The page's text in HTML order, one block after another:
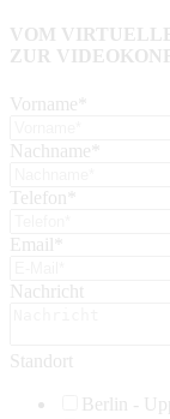
VOM
ZUR
Vorname
Nachname
Telefon
Email
Nachricht
Standort
Berlin -